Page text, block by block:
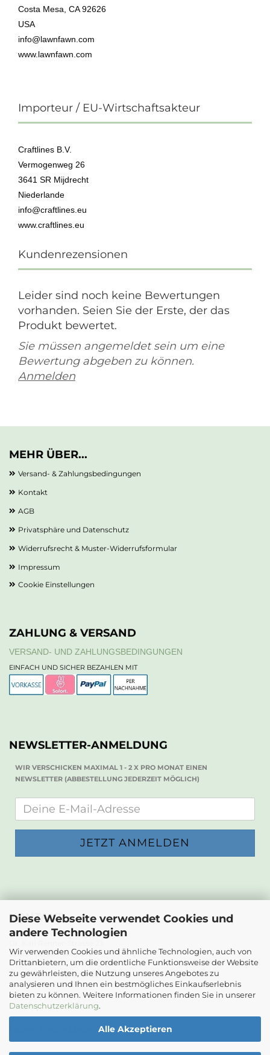
Diese Webseite verwendet Cookies und
andere Technologien
Wir verwenden Cookies und ähnliche Technologien, auch von
Drittanbietern, um die ordentliche Funktionsweise der Website
zu gewährleisten, die Nutzung unseres Angebotes zu
analysieren und Ihnen ein bestmögliches Einkaufserlebnis
bieten zu können. Weitere Informationen finden Sie in unserer
Datenschutzerklärung.
Alle Akzeptieren
Costa Mesa, CA 92626
USA
info@lawnfawn.com
www.lawnfawn.com
Importeur / EU-Wirtschaftsakteur
Craftlines B.V.
Vermogenweg 26
3641 SR Mijdrecht
Niederlande
info@craftlines.eu
www.craftlines.eu
Kundenrezensionen
Leider sind noch keine Bewertungen
vorhanden. Seien Sie der Erste, der das
Produkt bewertet.
Sie müssen angemeldet sein um eine
Bewertung abgeben zu können.
Anmelden
MEHR ÜBER...
Versand- & Zahlungsbedingungen
Kontakt
AGB
Privatsphäre und Datenschutz
Widerrufsrecht & Muster-Widerrufsformular
Impressum
Cookie Einstellungen
ZAHLUNG & VERSAND
VERSAND- UND ZAHLUNGSBEDINGUNGEN
EINFACH UND SICHER BEZAHLEN MIT
NEWSLETTER-ANMELDUNG
WIR VERSCHICKEN MAXIMAL 1 - 2 X PRO MONAT EINEN
NEWSLETTER (ABBESTELLUNG JEDERZEIT MÖGLICH)
KONTAKT
Die Papierwerkstatt
2232 Deutsch-Wagram
Email: info@diepapierwerkstatt.at
Tel. +43 664 5261978
Kontaktformular